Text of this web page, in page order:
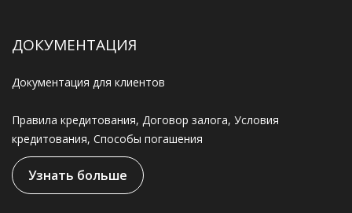
ДОКУМЕНТАЦИЯ
Документация для клиентов
Правила кредитования, Договор залога, Условия
кредитования, Способы погашения
Узнать больше